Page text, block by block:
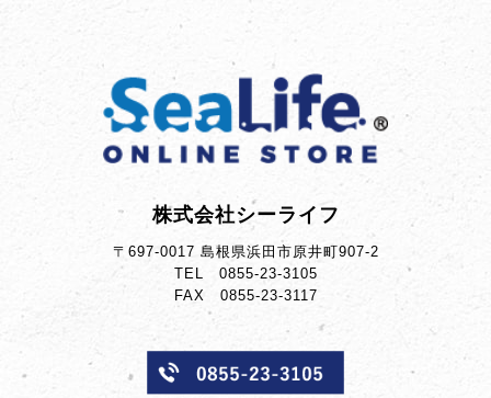
株式会社シーライフ
〒697-0017 島根県浜田市原井町907-2
TEL 0855-23-3105
FAX 0855-23-3117